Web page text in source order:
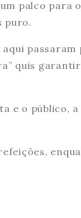
palco para
puro.
aqui
quis
e o público, a